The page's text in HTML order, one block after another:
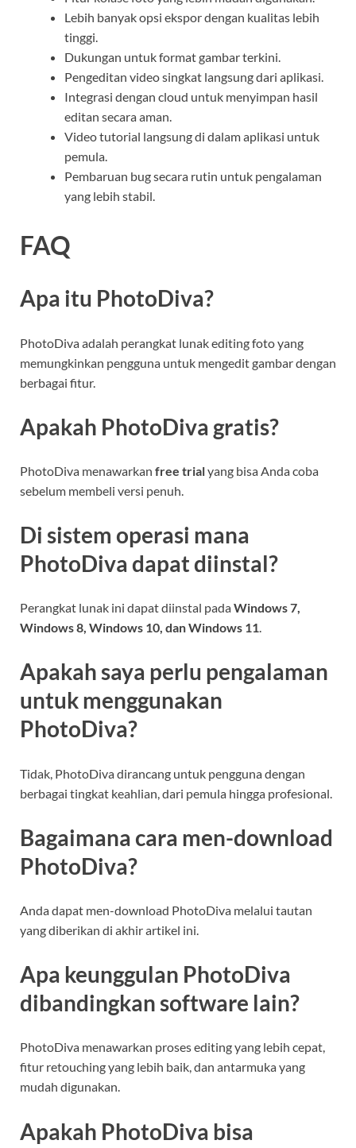
Lebih banyak opsi ekspor dengan kualitas lebih
tinggi.
Dukungan untuk format gambar terkini.
Pengeditan video singkat langsung dari aplikasi.
Integrasi dengan cloud untuk menyimpan hasil
editan secara aman.
Video tutorial langsung di dalam aplikasi untuk
pemula.
Pembaruan bug secara rutin untuk pengalaman
yang lebih stabil.
FAQ
Apa itu PhotoDiva?
PhotoDiva adalah perangkat lunak editing foto yang
memungkinkan pengguna untuk mengedit gambar dengan
berbagai fitur.
Apakah PhotoDiva gratis?
PhotoDiva menawarkan free trialyang bisa Anda coba
sebelum membeli versi penuh.
Di sistem operasi mana
PhotoDiva dapat diinstal?
Perangkat lunak ini dapat diinstal padaWindows 7,
Windows 8, Windows 10, dan Windows 11.
Apakah saya perlu pengalaman
untuk menggunakan
PhotoDiva?
Tidak, PhotoDiva dirancang untuk pengguna dengan
berbagai tingkat keahlian, dari pemula hingga profesional.
Bagaimana cara men-download
PhotoDiva?
Anda dapat men-download PhotoDiva melalui tautan
yang diberikan di akhir artikel ini.
Apa keunggulan PhotoDiva
dibandingkan software lain?
PhotoDiva menawarkan proses editing yang lebih cepat,
fitur retouching yang lebih baik, dan antarmuka yang
mudah digunakan.
Apakah PhotoDiva bisa